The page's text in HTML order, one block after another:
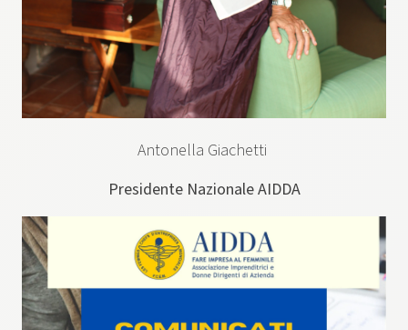
Antonella Giachetti
Presidente Nazionale AIDDA